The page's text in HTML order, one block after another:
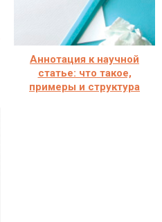
Аннотация к научной
статье: что такое,
примеры и структура